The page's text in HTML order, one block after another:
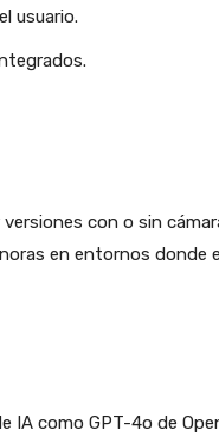
usuario.
con o sin
en entornos donde
IA como GPT-4o de